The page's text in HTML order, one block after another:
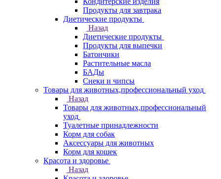
Продукты для завтрака
Диетические продукты
Назад
Диетические продукты
Продукты для выпечки
Батончики
Растительные масла
БАДы
Снеки и чипсы
Товары для животных,профессиональный уход
Назад
Товары для животных,профессиональный
уход
Туалетные принадлежности
Корм для собак
Аксессуары для животных
Корм для кошек
Красота и здоровье
Назад